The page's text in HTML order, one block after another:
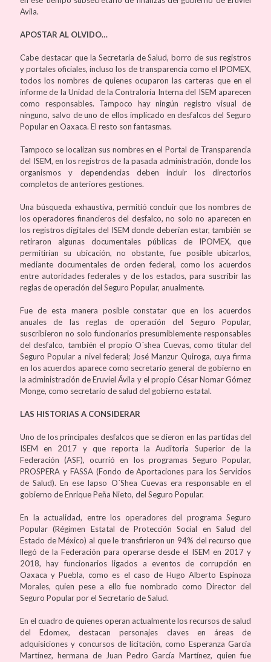
Avila.
APOSTAR AL OLVIDO…
Cabe destacar que la Secretaria de Salud, borro de sus registros
y portales oficiales, incluso los de transparencia como el IPOMEX,
todos los nombres de quienes ocuparon las carteras que en el
informe de la Unidad de la Contraloría Interna del ISEM aparecen
como responsables. Tampoco hay ningún registro visual de
ninguno, salvo de uno de ellos implicado en desfalcos del Seguro
Popular en Oaxaca. El resto son fantasmas.
Tampoco se localizan sus nombres en el Portal de Transparencia
del ISEM, en los registros de la pasada administración, donde los
organismos y dependencias deben incluir los directorios
completos de anteriores gestiones.
Una búsqueda exhaustiva, permitió concluir que los nombres de
los operadores financieros del desfalco, no solo no aparecen en
los registros digitales del ISEM donde deberían estar, también se
retiraron algunas documentales públicas de IPOMEX, que
permitirían su ubicación, no obstante, fue posible ubicarlos,
mediante documentales de orden federal, como los acuerdos
entre autoridades federales y de los estados, para suscribir las
reglas de operación del Seguro Popular, anualmente.
Fue de esta manera posible constatar que en los acuerdos
anuales de las reglas de operación del Seguro Popular,
suscribieron no solo funcionarios presumiblemente responsables
del desfalco, también el propio O´shea Cuevas, como titular del
Seguro Popular a nivel federal; José Manzur Quiroga, cuya firma
en los acuerdos aparece como secretario general de gobierno en
la administración de Eruviel Ávila y el propio César Nomar Gómez
Monge, como secretario de salud del gobierno estatal.
LAS HISTORIAS A CONSIDERAR
Uno de los principales desfalcos que se dieron en las partidas del
ISEM en 2017 y que reporta la Auditoria Superior de la
Federación (ASF), ocurrió en los programas Seguro Popular,
PROSPERA y FASSA (Fondo de Aportaciones para los Servicios
de Salud). En ese lapso O´Shea Cuevas era responsable en el
gobierno de Enrique Peña Nieto, del Seguro Popular.
En la actualidad, entre los operadores del programa Seguro
Popular (Régimen Estatal de Protección Social en Salud del
Estado de México) al que le transfirieron un 94% del recurso que
llegó de la Federación para operarse desde el ISEM en 2017 y
2018, hay funcionarios ligados a eventos de corrupción en
Oaxaca y Puebla, como es el caso de Hugo Alberto Espinoza
Morales, quien pese a ello fue nombrado como Director del
Seguro Popular por el Secretario de Salud.
En el cuadro de quienes operan actualmente los recursos de salud
del Edomex, destacan personajes claves en áreas de
adquisiciones y concursos de licitación, como Esperanza García
Martínez, hermana de Juan Pedro García Martínez, quien fue